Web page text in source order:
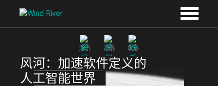
资讯 资料 联系
风河：加速软件定义的
人工智能世界